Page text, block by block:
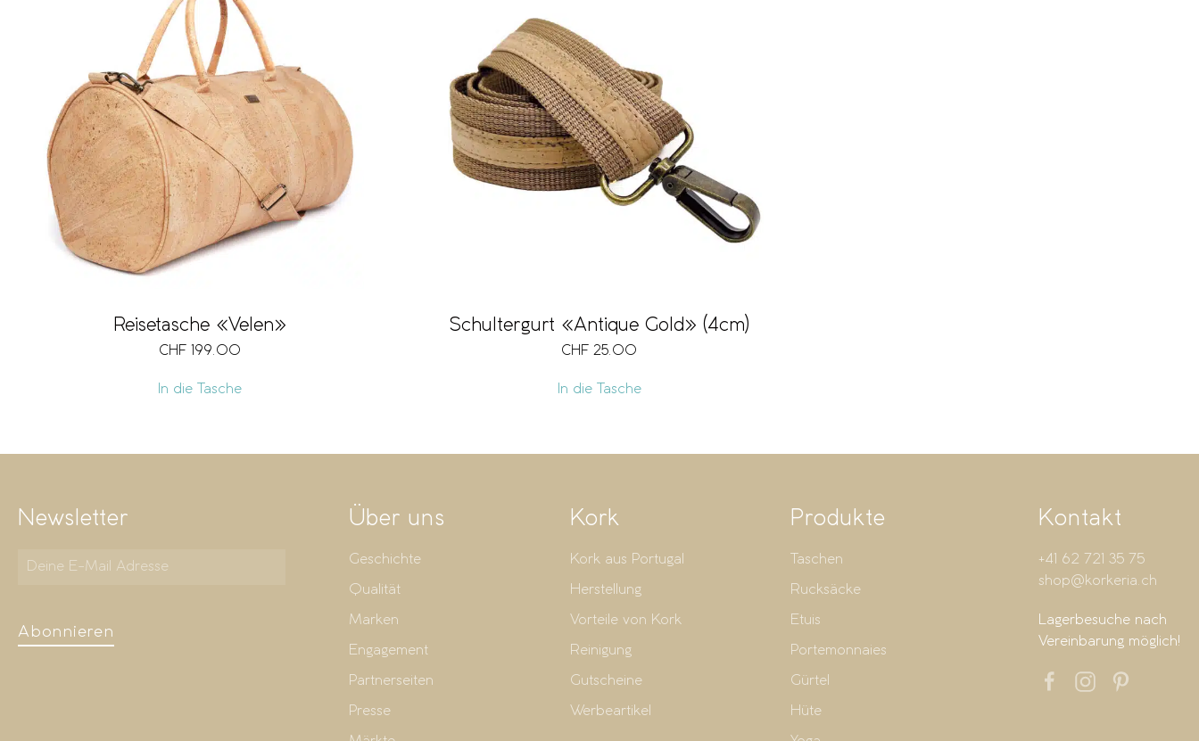
Reisetasche «Velen»
CHF 199.00
In die Tasche
Schultergurt «Antique Gold» (4cm)
CHF 25.00
In die Tasche
Newsletter
Abonnieren
Über uns
Geschichte
Qualität
Marken
Engagement
Partnerseiten
Presse
Kork
Kork aus Portugal
Herstellung
Vorteile von Kork
Reinigung
Gutscheine
Werbeartikel
Produkte
Taschen
Rucksäcke
Etuis
Portemonnaies
Gürtel
Hüte
Kontakt
+41 62 721 35 75
shop@korkeria.ch
Lagerbesuche nach
Vereinbarung möglich!